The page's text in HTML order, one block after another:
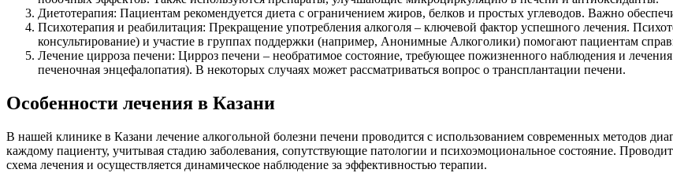
Диетотерапия: Пациентам рекомендуется диета с ограничением жиров, белков и простых углеводов. Важно
Психотерапия и реабилитация: Прекращение употребления алкоголя – ключевой фактор успешного лечения.
консультирование) и участие в группах поддержки (например, Анонимные Алкоголики) помогают пациентам
Лечение цирроза печени: Цирроз печени – необратимое состояние, требующее пожизненного наблюдения и
печеночная энцефалопатия). В некоторых случаях может рассматриваться вопрос о трансплантации печени.
Особенности лечения в Казани
В нашей клинике в Казани лечение алкогольной болезни печени проводится с использованием современных методов
каждому пациенту, учитывая стадию заболевания, сопутствующие патологии и психоэмоциональное состояние.
схема лечения и осуществляется динамическое наблюдение за эффективностью терапии.